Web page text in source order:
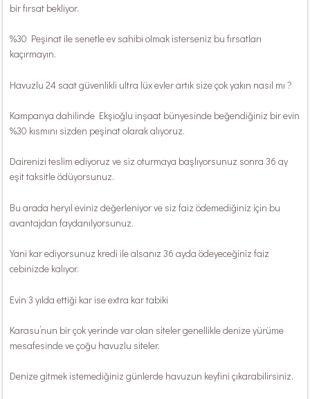
bir fırsat bekliyor.
%30 Peşinat ile senetle ev sahibi olmak isterseniz bu fırsatları
kaçırmayın.
Havuzlu 24 saat güvenlikli ultra lüx evler artık size çok yakın nasıl mı ?
Kampanya dahilinde Ekşioğlu inşaat bünyesinde beğendiğiniz bir evin
%30 kısmını sizden peşinat olarak alıyoruz.
Dairenizi teslim ediyoruz ve siz oturmaya başlıyorsunuz sonra 36 ay
eşit taksitle ödüyorsunuz.
Bu arada heryıl eviniz değerleniyor ve siz faiz ödemediğiniz için bu
avantajdan faydanılyorsunuz.
Yani kar ediyorsunuz kredi ile alsanız 36 ayda ödeyeceğiniz faiz
cebinizde kalıyor.
Evin 3 yılda ettiği kar ise extra kar tabiki
Karasu’nun bir çok yerinde var olan siteler genellikle denize yürüme
mesafesinde ve çoğu havuzlu siteler.
Denize gitmek istemediğiniz günlerde havuzun keyfini çıkarabilirsiniz.